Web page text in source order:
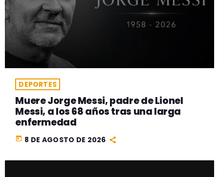
DEPORTES
Muere Jorge Messi, padre de Lionel
Messi, a los 68 años tras una larga
enfermedad
today 8 DE AGOSTO DE 2026